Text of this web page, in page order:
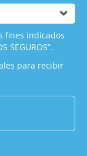
fines indicados
SEGUROS”.
para recibir